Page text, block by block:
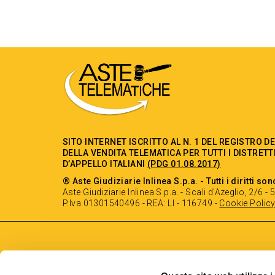
SITO INTERNET ISCRITTO AL N. 1 DEL REGISTRO
DELLA VENDITA TELEMATICA PER TUTTI I
D’APPELLO ITALIANI (PDG 01.08.2017)
® Aste Giudiziarie Inlinea S.p.a. - Tutti i diritti
Aste Giudiziarie Inlinea S.p.a. - Scali d'Azeglio, 2/6 -
P.Iva 01301540496 - REA: LI - 116749 - Cookie Policy